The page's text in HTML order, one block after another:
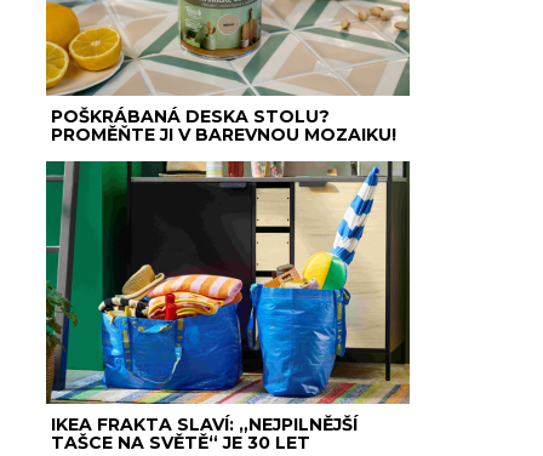
POŠKRÁBANÁ DESKA STOLU?
PROMĚŇTE JI V BAREVNOU MOZAIKU!
IKEA FRAKTA SLAVÍ: „NEJPILNĚJŠÍ
TAŠCE NA SVĚTĚ“ JE 30 LET